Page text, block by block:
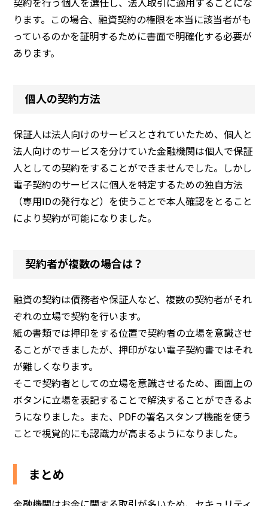
ります。この場合、融資契約の権限を本当に該当者がも
っているのかを証明するために書面で明確化する必要が
あります。
個人の契約方法
保証人は法人向けのサービスとされていたため、個人と
法人向けのサービスを分けていた金融機関は個人で保証
人としての契約をすることができませんでした。しかし
電子契約のサービスに個人を特定するための独自方法
（専用IDの発行など）を使うことで本人確認をとること
により契約が可能になりました。
契約者が複数の場合は？
融資の契約は債務者や保証人など、複数の契約者がそれ
ぞれの立場で契約を行います。
紙の書類では押印をする位置で契約者の立場を意識させ
ることができましたが、押印がない電子契約書ではそれ
が難しくなります。
そこで契約者としての立場を意識させるため、画面上の
ボタンに立場を表記することで解決することができるよ
うになりました。また、PDFの署名スタンプ機能を使う
ことで視覚的にも認識力が高まるようになりました。
まとめ